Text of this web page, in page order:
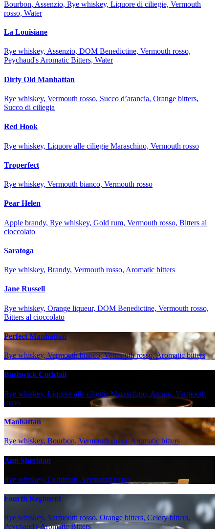
Bourbon, Assenzio, Rye whiskey, Liquore di ciliegie, Vermouth
rosso, Water
La Louisiane
Rye whiskey, Assenzio, DOM Benedictine, Vermouth rosso,
Peychaud's Aromatic Bitters, Water
Dirty Old Manhattan
Rye whiskey, Vermouth rosso, Succo d’arancia, Orange bitters,
Succo di ciliegia
Red Hook
Rye whiskey, Liquore alle ciliegie Maraschino, Vermouth rosso
Troperfect
Rye whiskey, Vermouth bianco, Vermouth rosso
Pear Helen
Apple brandy, Rye whiskey, Gold rum, Vermouth rosso, Bitters al
cioccolato
Saratoga
Rye whiskey, Brandy, Vermouth rosso, Aromatic bitters
Jane Russell
Rye whiskey, Orange liqueur, DOM Benedictine, Vermouth rosso,
Bitters al cioccolato
Perfect Manhattan
Rye whiskey, Vermouth bianco, Vermouth rosso, Aromatic bitters
Bushwick Cocktail
Rye whiskey, Liquore alle ciliegie Maraschino, Amaro, Vermouth
rosso
Manhattan
Rye whiskey, Bourbon, Vermouth rosso, Aromatic bitters
Ann Sheridan
Rye whiskey, Cointreau, Vermouth rosso
Fourth Regiment
Rye whiskey, Vermouth rosso, Orange bitters, Celery bitters,
Peychaud's Aromatic Bitters